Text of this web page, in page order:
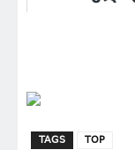
TAGS TOP